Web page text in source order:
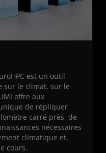
est un outil
sur le climat, sur le
offre aux
de répliquer
carré près, de
nécessaires
climatique et,
cours.